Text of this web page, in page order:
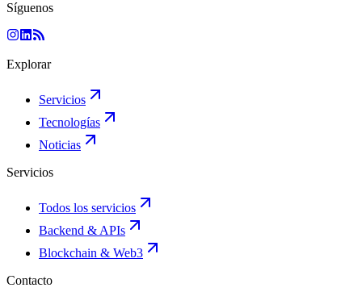
Síguenos
Explorar
Servicios
Tecnologías
Noticias
Servicios
Todos los servicios
Backend & APIs
Blockchain & Web3
Contacto